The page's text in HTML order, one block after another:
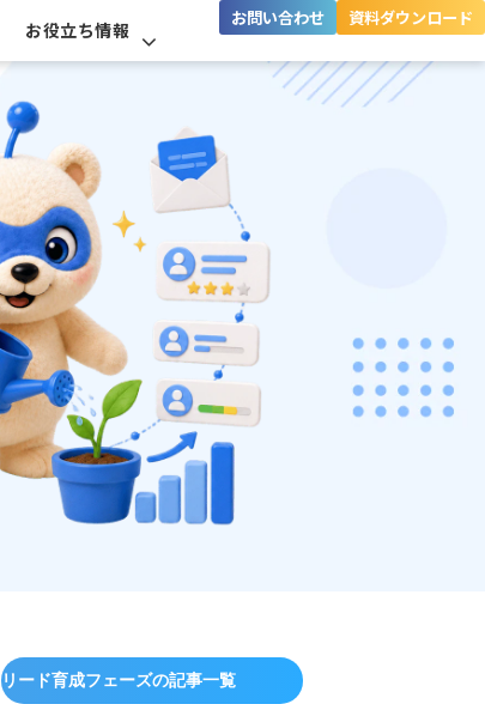
お役立ち情報
お問い合わせ 資料ダウンロード
リード育成フェーズの記事一覧